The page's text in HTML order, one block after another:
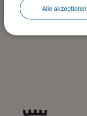
Alle akzeptieren